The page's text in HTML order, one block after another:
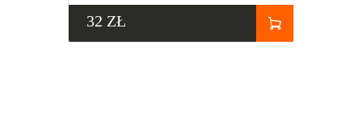
32 ZŁ